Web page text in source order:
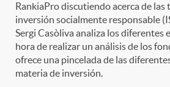
RankiaPro discutiendo acerca de las
inversión socialmente responsable
Sergi Casòliva analiza los diferentes
hora de realizar un análisis de los
ofrece una pincelada de las
materia de inversión.